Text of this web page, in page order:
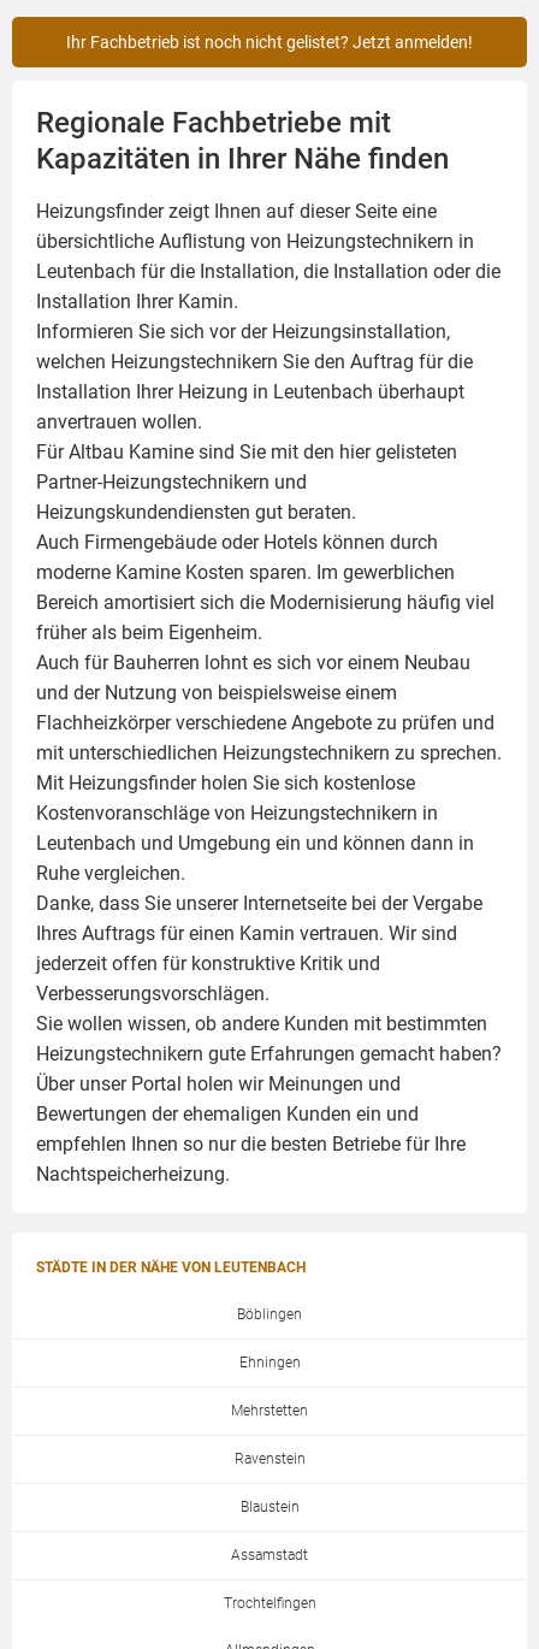
Ihr Fachbetrieb ist noch nicht gelistet? Jetzt anmelden!
Regionale Fachbetriebe mit
Kapazitäten in Ihrer Nähe finden
Heizungsfinder zeigt Ihnen auf dieser Seite eine
übersichtliche Auflistung von Heizungstechnikern in
Leutenbach für die Installation, die Installation oder die
Installation Ihrer Kamin.
Informieren Sie sich vor der Heizungsinstallation,
welchen Heizungstechnikern Sie den Auftrag für die
Installation Ihrer Heizung in Leutenbach überhaupt
anvertrauen wollen.
Für Altbau Kamine sind Sie mit den hier gelisteten
Partner-Heizungstechnikern und
Heizungskundendiensten gut beraten.
Auch Firmengebäude oder Hotels können durch
moderne Kamine Kosten sparen. Im gewerblichen
Bereich amortisiert sich die Modernisierung häufig viel
früher als beim Eigenheim.
Auch für Bauherren lohnt es sich vor einem Neubau
und der Nutzung von beispielsweise einem
Flachheizkörperverschiedene Angebote zu prüfen und
mit unterschiedlichen Heizungstechnikern zu sprechen.
Mit Heizungsfinder holen Sie sich kostenlose
Kostenvoranschläge von Heizungstechnikern in
Leutenbach und Umgebung ein und können dann in
Ruhe vergleichen.
Danke, dass Sie unserer Internetseite bei der Vergabe
Ihres Auftrags für einen Kamin vertrauen. Wir sind
jederzeit offen für konstruktive Kritik und
Verbesserungsvorschlägen.
Sie wollen wissen, ob andere Kunden mit bestimmten
Heizungstechnikern gute Erfahrungen gemacht haben?
Über unser Portal holen wir Meinungen und
Bewertungen der ehemaligen Kunden ein und
empfehlen Ihnen so nur die besten Betriebe für Ihre
Nachtspeicherheizung.
STÄDTE IN DER NÄHE VON LEUTENBACH
Böblingen
Ehningen
Mehrstetten
Ravenstein
Blaustein
Assamstadt
Trochtelfingen